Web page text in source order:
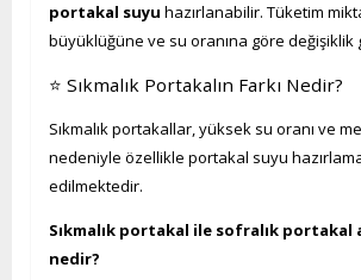
portakal suyu hazırlanabilir. Tüketim
büyüklüğüne ve su oranına göre değişiklik
⭐ Sıkmalık Portakalın Farkı Nedir?
Sıkmalık portakallar, yüksek su oranı ve
nedeniyle özellikle portakal suyu
edilmektedir.
Sıkmalık portakal ile sofralık portakal
nedir?